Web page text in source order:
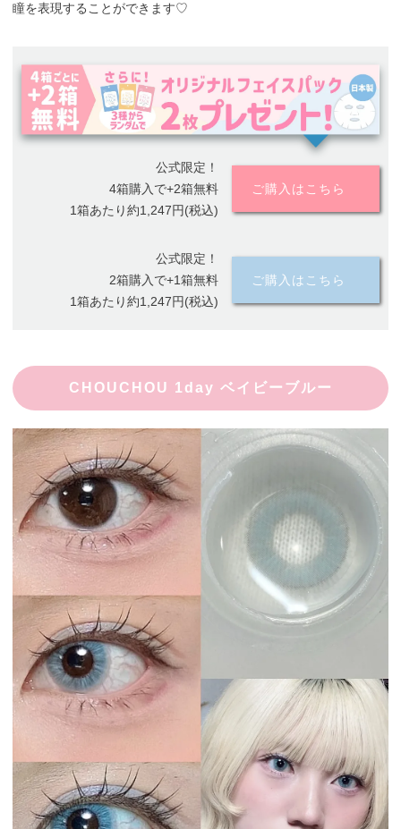
瞳を表現することができます♡
公式限定！
4箱購入で+2箱無料
1箱あたり約1,247円(税込)
ご購入はこちら
公式限定！
2箱購入で+1箱無料
1箱あたり約1,247円(税込)
ご購入はこちら
CHOUCHOU 1day ベイビーブルー